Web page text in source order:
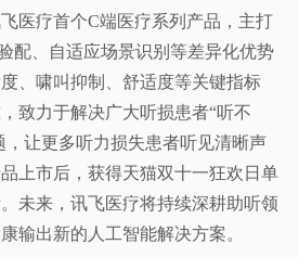
医疗首个C端医疗系列产品，主打
配、自适应场景识别等差异化优势
、啸叫抑制、舒适度等关键指标
致力于解决广大听损患者“听不
，让更多听力损失患者听见清晰声
上市后，获得天猫双十一狂欢日单
未来，讯飞医疗将持续深耕助听领
输出新的人工智能解决方案。